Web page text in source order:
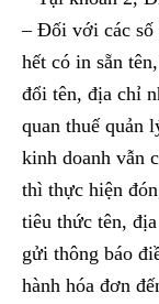
– Đối với các số
hết có in sẵn
đổi tên, địa chỉ
quan thuế quản
kinh doanh vẫn
thì thực hiện
tiêu thức tên,
gửi thông báo
hành hóa đơn